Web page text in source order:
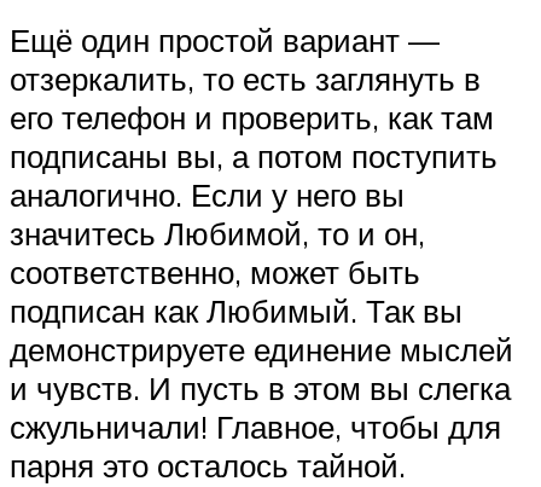
Ещё один простой вариант —
отзеркалить, то есть заглянуть в
его телефон и проверить, как там
подписаны вы, а потом поступить
аналогично. Если у него вы
значитесь Любимой, то и он,
соответственно, может быть
подписан как Любимый. Так вы
демонстрируете единение мыслей
и чувств. И пусть в этом вы слегка
сжульничали! Главное, чтобы для
парня это осталось тайной.